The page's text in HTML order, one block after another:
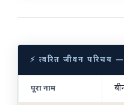
⚡ त्वरित जीवन परिचय
पूरा नाम